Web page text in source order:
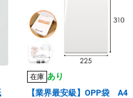
在庫 あり
【業界最安級】OPP袋 A4